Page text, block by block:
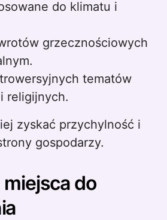
do klimatu i
grzecznościowych
tematów
religijnych.
zyskać przychylność i
gospodarzy.
do